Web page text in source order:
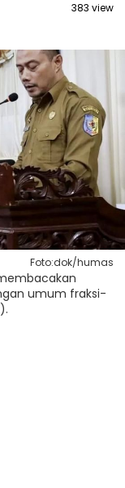
383 view
Foto:dok/humas
umum fraksi-